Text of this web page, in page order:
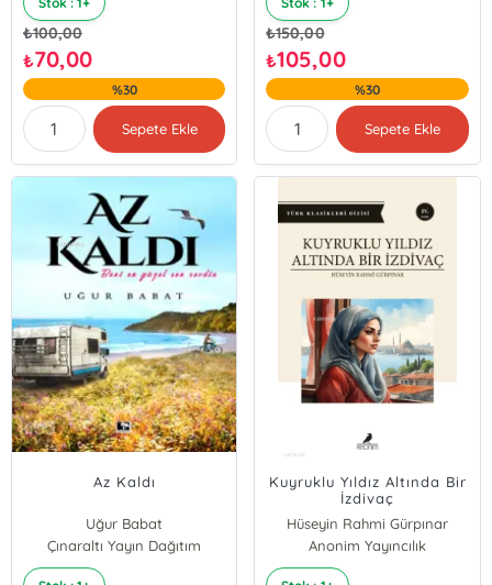
₺100,00
₺70,00
%30
Sepete Ekle
₺150,00
₺105,00
%30
Sepete Ekle
Az Kaldı
Uğur Babat
Çınaraltı Yayın Dağıtım
Kuyruklu Yıldız Altında Bir
İzdivaç
Hüseyin Rahmi Gürpınar
Anonim Yayıncılık